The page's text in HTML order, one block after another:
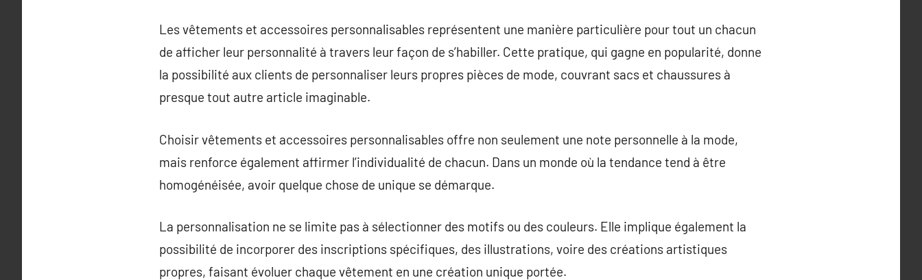
Les vêtements et accessoires personnalisables représentent une manière particulière pour tout un chacun
de afficher leur personnalité à travers leur façon de s’habiller. Cette pratique, qui gagne en popularité, donne
la possibilité aux clients de personnaliser leurs propres pièces de mode, couvrant sacs et chaussures à
presque tout autre article imaginable.
Choisir vêtements et accessoires personnalisables offre non seulement une note personnelle à la mode,
mais renforce également affirmer l’individualité de chacun. Dans un monde où la tendance tend à être
homogénéisée, avoir quelque chose de unique se démarque.
La personnalisation ne se limite pas à sélectionner des motifs ou des couleurs. Elle implique également la
possibilité de incorporer des inscriptions spécifiques, des illustrations, voire des créations artistiques
propres, faisant évoluer chaque vêtement en une création unique portée.